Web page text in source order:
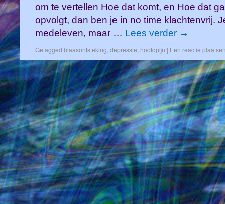
om te vertellen Hoe dat komt, en Hoe dat
opvolgt, dan ben je in no time klachtenvrij.
medeleven, maar … Lees verder →
Getagged blaasontsteking, depressie, hoofdpijn | Een reactie